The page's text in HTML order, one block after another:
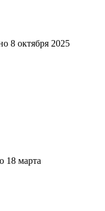
8 октября 2025
18 марта